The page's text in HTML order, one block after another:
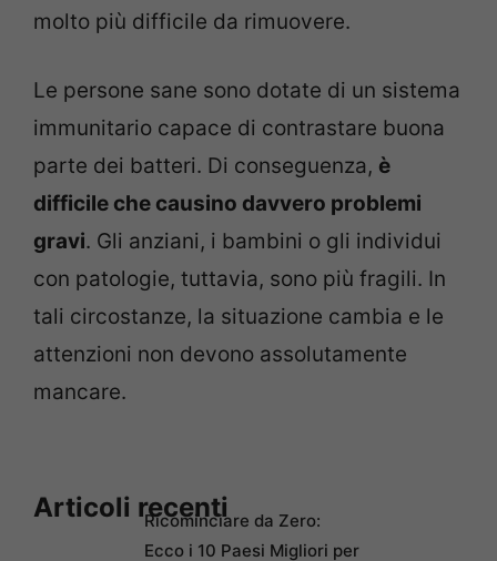
molto più difficile da rimuovere.
Le persone sane sono dotate di un sistema
immunitario capace di contrastare buona
parte dei batteri. Di conseguenza, è
difficile che causino davvero problemi
gravi. Gli anziani, i bambini o gli individui
con patologie, tuttavia, sono più fragili. In
tali circostanze, la situazione cambia e le
attenzioni non devono assolutamente
mancare.
Articoli recentiRicominciare da Zero:
Ecco i 10 Paesi Migliori per